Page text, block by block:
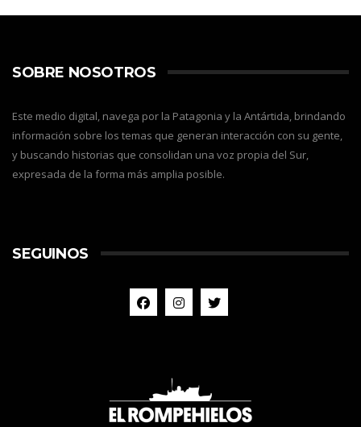
SOBRE NOSOTROS
Este medio digital, navega por la Patagonia y la Antártida, brindando
información sobre los temas que generan interacción con su gente,
y buscando historias que consolidan una voz propia del Sur,
expresada de la forma más amplia posible.
SEGUINOS